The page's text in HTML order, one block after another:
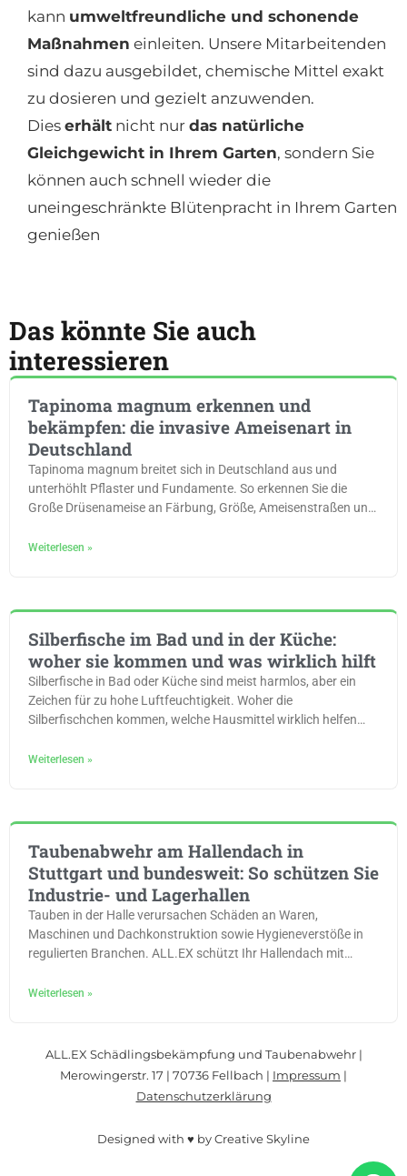
kann umweltfreundliche und schonende
Maßnahmen einleiten. Unsere Mitarbeitenden
sind dazu ausgebildet, chemische Mittel exakt
zu dosieren und gezielt anzuwenden.
Dies erhält nicht nur das natürliche
Gleichgewicht in Ihrem Garten, sondern Sie
können auch schnell wieder die
uneingeschränkte Blütenpracht in Ihrem Garten
genießen
Das könnte Sie auch
interessieren
Tapinoma magnum erkennen und
bekämpfen: die invasive Ameisenart in
Deutschland
Tapinoma magnum breitet sich in Deutschland aus und
unterhöhlt Pflaster und Fundamente. So erkennen Sie die
Große Drüsenameise an Färbung, Größe, Ameisenstraßen und
Weiterlesen »
Silberfische im Bad und in der Küche:
woher sie kommen und was wirklich hilft
Silberfische in Bad oder Küche sind meist harmlos, aber ein
Zeichen für zu hohe Luftfeuchtigkeit. Woher die
Silberfischchen kommen, welche Hausmittel wirklich helfen
Weiterlesen »
Taubenabwehr am Hallendach in
Stuttgart und bundesweit: So schützen Sie
Industrie- und Lagerhallen
Tauben in der Halle verursachen Schäden an Waren,
Maschinen und Dachkonstruktion sowie Hygieneverstöße in
regulierten Branchen. ALL.EX schützt Ihr Hallendach mit
Patentierte Methoden seit über 40 Jahren, deutschlandweit im
Weiterlesen »
ALL.EX Schädlingsbekämpfung und Taubenabwehr |
Merowingerstr. 17 | 70736 Fellbach | Impressum |
Datenschutzerklärung
Designed with ♥ by Creative Skyline